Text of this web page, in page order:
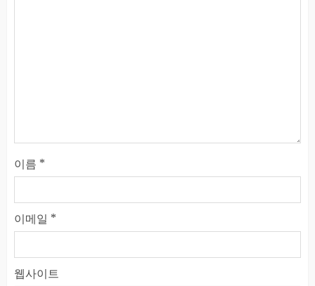
이름 *
이메일 *
웹사이트